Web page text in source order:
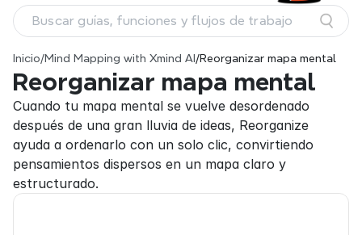
Inicio/Mind Mapping with Xmind AI /Reorganizar mapa mental
Reorganizar mapa mental
Cuando tu mapa mental se vuelve desordenado
después de una gran lluvia de ideas, Reorganize
ayuda a ordenarlo con un solo clic, convirtiendo
pensamientos dispersos en un mapa claro y
estructurado.
Buscar guías, funciones y flujos de trabajo